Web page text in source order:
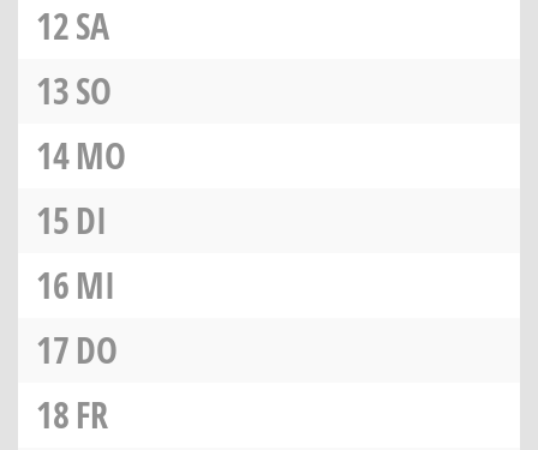
12SA
13SO
14MO
15DI
16MI
17DO
18FR